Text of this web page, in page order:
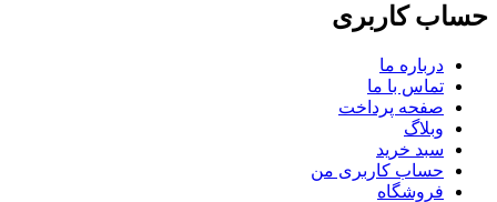
حساب کاربری
درباره ما
تماس با ما
صفحه پرداخت
وبلاگ
سبد خرید
حساب کاربری من
فروشگاه